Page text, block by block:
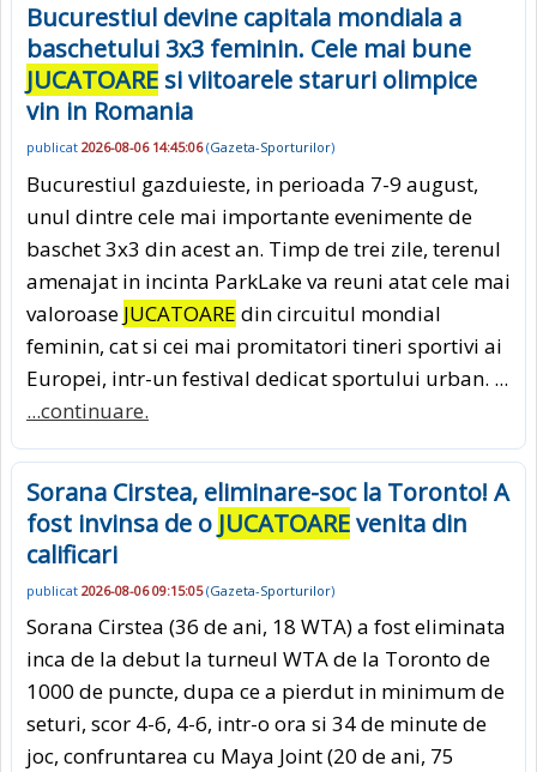
Bucurestiul devine capitala mondiala a
baschetului 3x3 feminin. Cele mai bune
JUCATOARE si viitoarele staruri olimpice
vin in Romania
publicat 2026-08-06 14:45:06(Gazeta-Sporturilor)
Bucurestiul gazduieste, in perioada 7-9 august,
unul dintre cele mai importante evenimente de
baschet 3x3 din acest an. Timp de trei zile, terenul
amenajat in incinta ParkLake va reuni atat cele mai
valoroase JUCATOARE din circuitul mondial
feminin, cat si cei mai promitatori tineri sportivi ai
Europei, intr-un festival dedicat sportului urban. ...
...continuare.
Sorana Cirstea, eliminare-soc la Toronto! A
fost invinsa de o JUCATOAREvenita din
calificari
publicat 2026-08-06 09:15:05(Gazeta-Sporturilor)
Sorana Cirstea (36 de ani, 18 WTA) a fost eliminata
inca de la debut la turneul WTA de la Toronto de
1000 de puncte, dupa ce a pierdut in minimum de
seturi, scor 4-6, 4-6, intr-o ora si 34 de minute de
joc, confruntarea cu Maya Joint (20 de ani, 75